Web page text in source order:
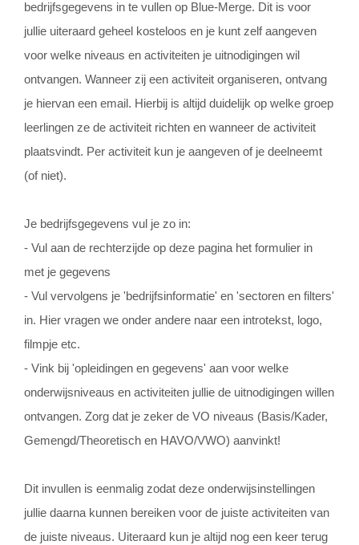
bedrijfsgegevens in te vullen op Blue-Merge. Dit is voor
jullie uiteraard geheel kosteloos en je kunt zelf aangeven
voor welke niveaus en activiteiten je uitnodigingen wil
ontvangen. Wanneer zij een activiteit organiseren, ontvang
je hiervan een email. Hierbij is altijd duidelijk op welke groep
leerlingen ze de activiteit richten en wanneer de activiteit
plaatsvindt. Per activiteit kun je aangeven of je deelneemt
(of niet).
Je bedrijfsgegevens vul je zo in:
- Vul aan de rechterzijde op deze pagina het formulier in
met je gegevens
- Vul vervolgens je 'bedrijfsinformatie' en 'sectoren en filters'
in. Hier vragen we onder andere naar een introtekst, logo,
filmpje etc.
- Vink bij 'opleidingen en gegevens' aan voor welke
onderwijsniveaus en activiteiten jullie de uitnodigingen willen
ontvangen. Zorg dat je zeker de VO niveaus (Basis/Kader,
Gemengd/Theoretisch en HAVO/VWO) aanvinkt!
Dit invullen is eenmalig zodat deze onderwijsinstellingen
jullie daarna kunnen bereiken voor de juiste activiteiten van
de juiste niveaus. Uiteraard kun je altijd nog een keer terug